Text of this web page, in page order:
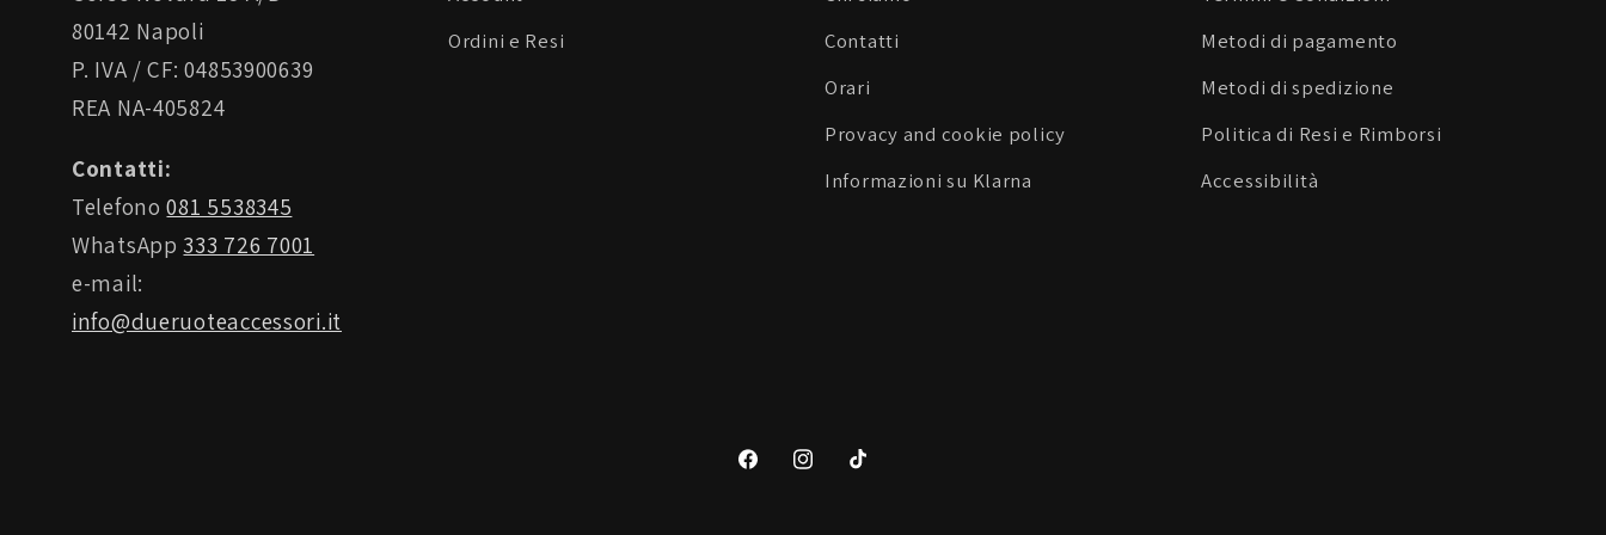
80142 Napoli
P. IVA / CF: 04853900639
REA NA-405824
Contatti:
Telefono081 5538345
WhatsApp 333 726 7001
e-mail:
info@dueruoteaccessori.it
Ordini e Resi
Contatti
Orari
Provacy and cookie policy
Informazioni su Klarna
Metodi di pagamento
Metodi di spedizione
Politica di Resi e Rimborsi
Accessibilità
FacebookInstagramTikTok